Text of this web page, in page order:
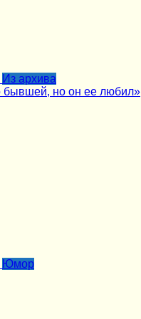
Из архива
бывшей, но он ее любил»
Юмор